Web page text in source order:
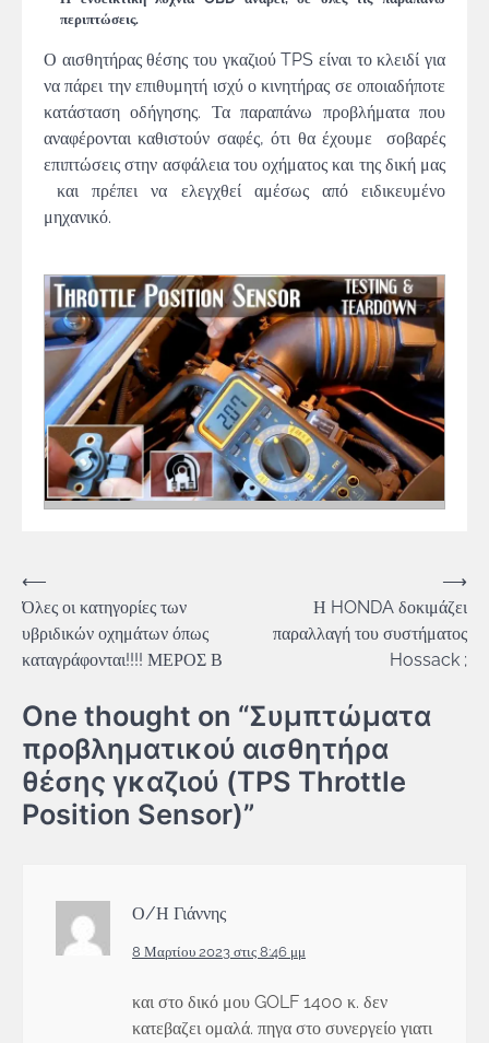
περιπτώσεις.
Ο αισθητήρας θέσης του γκαζιού TPS είναι το κλειδί για
να πάρει την επιθυμητή ισχύ ο κινητήρας σε οποιαδήποτε
κατάσταση οδήγησης. Τα παραπάνω προβλήματα που
αναφέρονται καθιστούν σαφές, ότι θα έχουμε σοβαρές
επιπτώσεις στην ασφάλεια του οχήματος και της δική μας
και πρέπει να ελεγχθεί αμέσως από ειδικευμένο
μηχανικό.
Πλοήγηση
άρθρων
⟵
Όλες οι κατηγορίες των
υβριδικών οχημάτων όπως
καταγράφονται!!!! ΜΕΡΟΣ Β
Η HONDA δοκιμάζει
παραλλαγή του συστήματος
Hossack ;
⟶
One thought on “Συμπτώματα
προβληματικού αισθητήρα
θέσης γκαζιού (TPS Throttle
Position Sensor)”
Ο/Η Γιάννης
8 Μαρτίου 2023 στις 8:46 μμ
και στο δικό μου GOLF 1400 κ. δεν
κατεβαζει ομαλά. πηγα στο συνεργείο γιατι